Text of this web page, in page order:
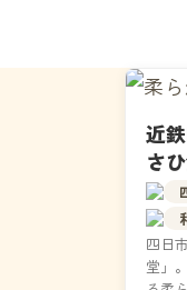
近
さ
四日
堂」